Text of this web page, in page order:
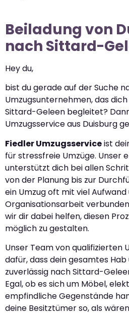
Beiladung von
nach Sittard-
Hey du,
bist du gerade auf der Suche
Umzugsunternehmen, das
Sittard-Geleen begleitet?
Umzugsservice aus Duisburg
Fiedler Umzugsserviceist
für stressfreie Umzüge. Unser
unterstützt dich bei allen
von der Planung bis zur
ein Umzug oft mit viel Aufwand
Organisationsarbeit
wir dir dabei helfen, diesen
möglich zu gestalten.
Unser Team von qualifizierten
dafür, dass dein gesamtes
zuverlässig nach Sittard-
Egal, ob es sich um Möbel,
empfindliche Gegenstände
deine Besitztümer so, als